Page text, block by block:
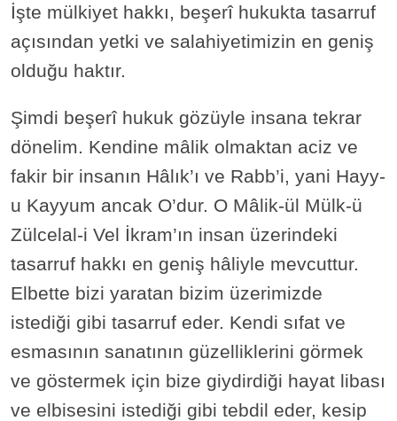
İşte mülkiyet hakkı, beşerî hukukta tasarruf
açısından yetki ve salahiyetimizin en geniş
olduğu haktır.
Şimdi beşerî hukuk gözüyle insana tekrar
dönelim. Kendine mâlik olmaktan aciz ve
fakir bir insanın Hâlık’ı ve Rabb’i, yani Hayy-
u Kayyum ancak O’dur. O Mâlik-ül Mülk-ü
Zülcelal-i Vel İkram’ın insan üzerindeki
tasarruf hakkı en geniş hâliyle mevcuttur.
Elbette bizi yaratan bizim üzerimizde
istediği gibi tasarruf eder. Kendi sıfat ve
esmasının sanatının güzelliklerini görmek
ve göstermek için bize giydirdiği hayat libası
ve elbisesini istediği gibi tebdil eder, kesip